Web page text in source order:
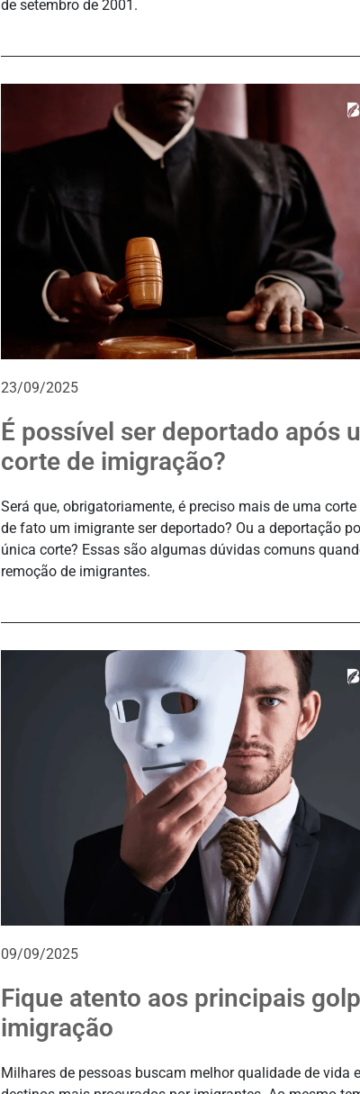
de setembro de 2001.
23/09/2025
É possível ser deportado após
corte de imigração?
Será que, obrigatoriamente, é preciso mais de uma
de fato um imigrante ser deportado? Ou a deportação
única corte? Essas são algumas dúvidas comuns
remoção de imigrantes.
09/09/2025
Fique atento aos principais
imigração
Milhares de pessoas buscam melhor qualidade de vida